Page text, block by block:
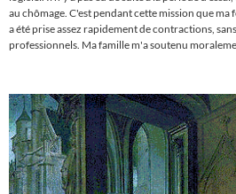
au chômage. C'est pendant cette mission que ma
a été prise assez rapidement de contractions,
professionnels. Ma famille m'a soutenu